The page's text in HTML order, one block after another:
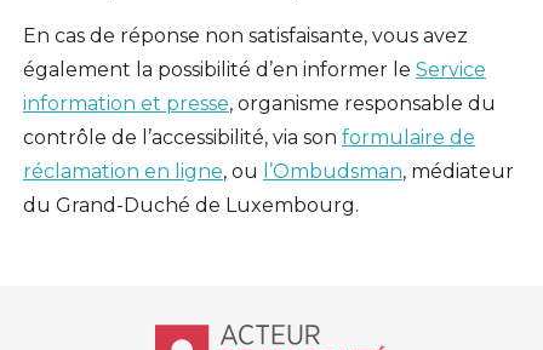
En cas de réponse non satisfaisante, vous avez
également la possibilité d’en informer le Service
information et presse, organisme responsable du
contrôle de l’accessibilité, via son formulaire de
réclamation en ligne, ou l’Ombudsman, médiateur
du Grand-Duché de Luxembourg.
Accueil - Acteur de ma santé, by